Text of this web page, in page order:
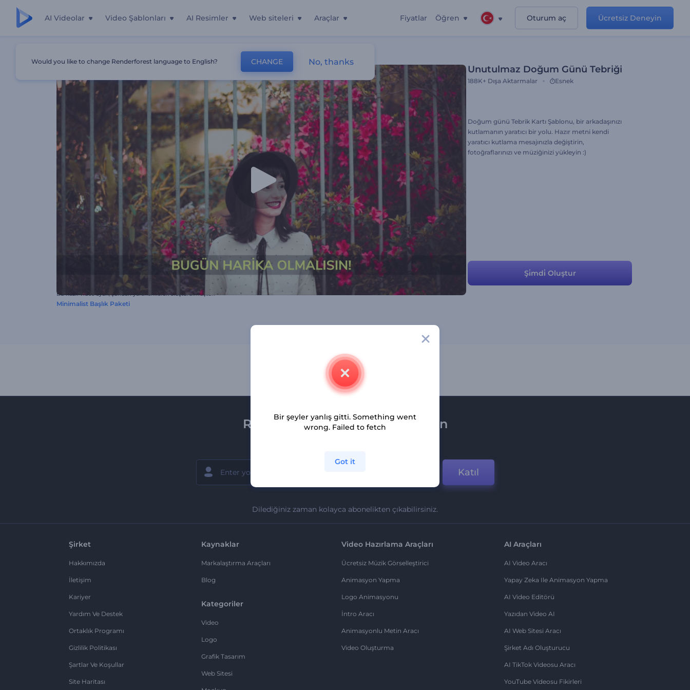
AI Videolar Video Şablonları AI Resimler Web siteleri Araçlar Fiyatlar Öğren Oturum aç Ücretsiz Deneyin
Unutulmaz Doğum Günü Tebriği
188K+ Dışa Aktarmalar Esnek
Doğum günü Tebrik Kartı Şablonu, bir arkadaşınızı
kutlamanın yaratıcı bir yolu. Hazır metni kendi
yaratıcı kutlama mesajınızla değiştirin,
fotoğraflarınızı ve müziğinizi yükleyin :)
Şi̇mdi̇ Oluştur
Bu hazır video ayarı, şundan yararlanılarak oluşturulmuştur:
Minimalist Başlık Paketi
Renderforest bültenine üye olun
Katıl
Dilediğiniz zaman kolayca abonelikten çıkabilirsiniz.
Şirket
Hakkımızda
İletişim
Kariyer
Yardım Ve Destek
Ortaklık Programı
Gizlilik Politikası
Şartlar Ve Koşullar
Site Haritası
Kaynaklar
Markalaştırma Araçları
Blog
Kategoriler
Video
Logo
Grafik Tasarım
Web Sitesi
Video Hazırlama Araçları
Ücretsiz Müzik Görselleştirici
Animasyon Yapma
Logo Animasyonu
İntro Aracı
Animasyonlu Metin Aracı
Video Oluşturma
AI Araçları
AI Video Aracı
Yapay Zeka Ile Animasyon Yapma
AI Video Editörü
Yazıdan Video AI
AI Web Sitesi Aracı
Şirket Adı Oluşturucu
AI TikTok Videosu Aracı
YouTube Videosu Fikirleri
Would you like to change Renderforest language to English? CHANGE No, thanks
Bir şeyler yanlış gitti. Something went
wrong. Failed to fetch
Got it